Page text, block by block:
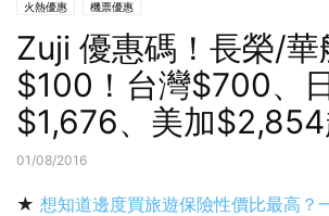
火熱優惠 機票優惠
Zuji 優惠碼！長榮/華
$100！台灣$700、
$1,676、美加$2,854
01/08/2016
★ 想知道邊度買旅遊保險性價比最高？